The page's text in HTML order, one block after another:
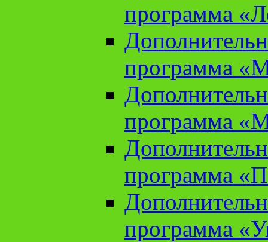
программа
программа
программа
программа
программа